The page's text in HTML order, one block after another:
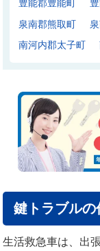
豊能郡豊能町
泉南郡熊取町
南河内郡太子町
鍵トラブルの
生活救急車は、出